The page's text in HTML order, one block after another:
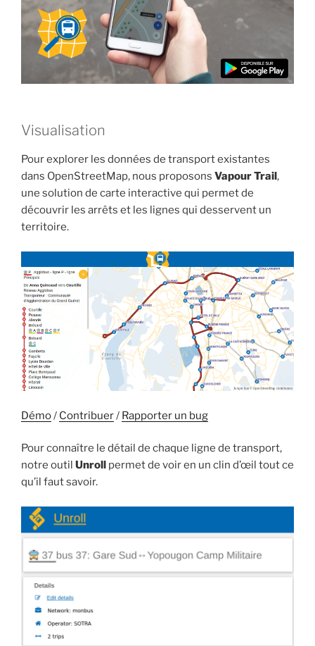
Visualisation
Pour explorer les données de transport existantes
dans OpenStreetMap, nous proposons Vapour Trail ,
une solution de carte interactive qui permet de
découvrir les arrêts et les lignes qui desservent un
territoire.
Démo/ Contribuer/ Rapporter un bug
Pour connaître le détail de chaque ligne de transport,
notre outil Unroll
permet de voir en un clin d’œil tout ce
qu’il faut savoir.